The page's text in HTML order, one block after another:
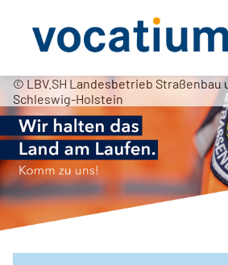
© LBV.SH Landesbetrieb Straßenbau
Schleswig-Holstein